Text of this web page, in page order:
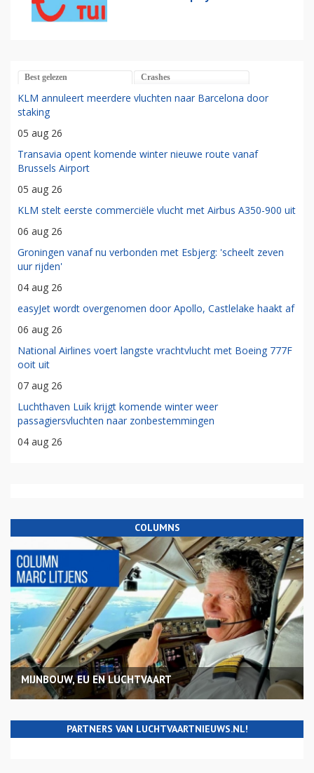
Best gelezen Crashes
KLM annuleert meerdere vluchten naar Barcelona door
staking
05 aug 26
Transavia opent komende winter nieuwe route vanaf
Brussels Airport
05 aug 26
KLM stelt eerste commerciële vlucht met Airbus A350-900 uit
06 aug 26
Groningen vanaf nu verbonden met Esbjerg: 'scheelt zeven
uur rijden'
04 aug 26
easyJet wordt overgenomen door Apollo, Castlelake haakt af
06 aug 26
National Airlines voert langste vrachtvlucht met Boeing 777F
ooit uit
07 aug 26
Luchthaven Luik krijgt komende winter weer
passagiersvluchten naar zonbestemmingen
04 aug 26
COLUMNS
MIJNBOUW, EU EN LUCHTVAART
PARTNERS VAN LUCHTVAARTNIEUWS.NL!